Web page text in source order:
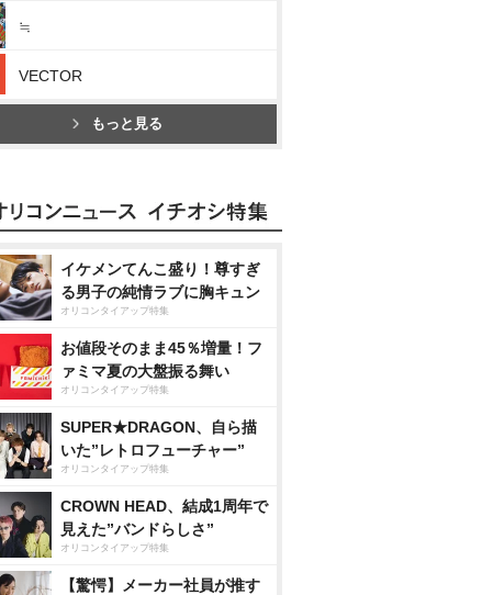
≒
VECTOR
もっと見る
イケメンてんこ盛り！尊すぎ
る男子の純情ラブに胸キュン
オリコンタイアップ特集
お値段そのまま45％増量！フ
ァミマ夏の大盤振る舞い
オリコンタイアップ特集
SUPER★DRAGON、自ら描
いた”レトロフューチャー”
オリコンタイアップ特集
CROWN HEAD、結成1周年で
見えた”バンドらしさ”
オリコンタイアップ特集
【驚愕】メーカー社員が推す